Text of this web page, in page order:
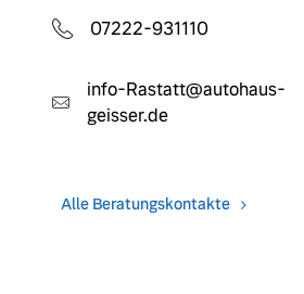
07222-931110
info-Rastatt@autohaus-
geisser.de
Alle Beratungskontakte